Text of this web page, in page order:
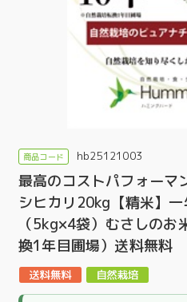
hb25121003
最高のコストパフォーマ
シヒカリ20kg【精米】
（5kg×4袋）むさしの
換1年目圃場）送料無料